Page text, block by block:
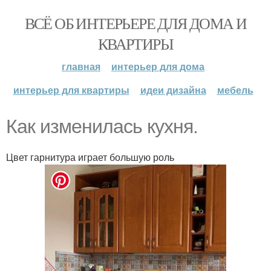
ВСЁ ОБ ИНТЕРЬЕРЕ ДЛЯ ДОМА И
КВАРТИРЫ
главная
интерьер для дома
интерьер для квартиры
идеи дизайна мебель
Как изменилась кухня.
Цвет гарнитура играет большую роль